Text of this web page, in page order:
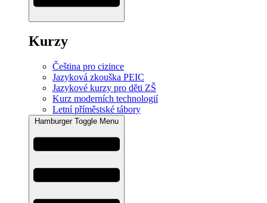
Kurzy
Čeština pro cizince
Jazyková zkouška PEIC
Jazykové kurzy pro děti ZŠ
Kurz moderních technologií
Letní příměstské tábory
Hamburger Toggle Menu